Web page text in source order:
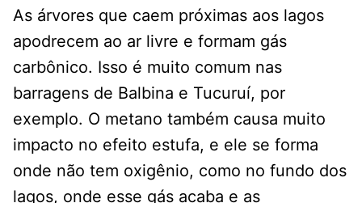
As árvores que caem próximas aos lagos
apodrecem ao ar livre e formam gás
carbônico. Isso é muito comum nas
barragens de Balbina e Tucuruí, por
exemplo. O metano também causa muito
impacto no efeito estufa, e ele se forma
onde não tem oxigênio, como no fundo dos
lagos, onde esse gás acaba e as